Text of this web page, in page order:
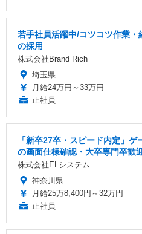
若手社員活躍中/コツコツ作業
の採用
株式会社Brand Rich
埼玉県
月給24万円～33万円
正社員
「新卒27卒・スピード内定」
の画面仕様確認・大卒専門卒歓
株式会社ELシステム
神奈川県
月給25万8,400円～32万円
正社員